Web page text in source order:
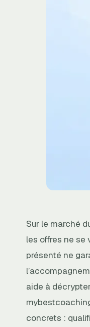
Sur le marché
les offres ne se
présenté ne
aide à
concrets :